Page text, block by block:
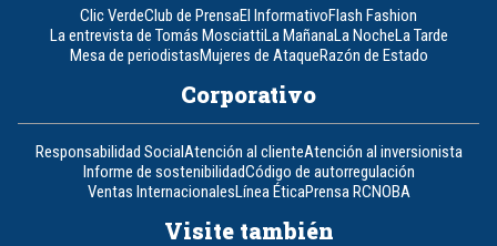
Clic VerdeClub de PrensaEl InformativoFlash Fashion
La entrevista de Tomás MosciattiLa MañanaLa NocheLa Tarde
Mesa de periodistasMujeres de AtaqueRazón de Estado
Corporativo
Responsabilidad SocialAtención al clienteAtención al inversionista
Informe de sostenibilidadCódigo de autorregulación
Ventas InternacionalesLínea ÉticaPrensa RCNOBA
Visite también